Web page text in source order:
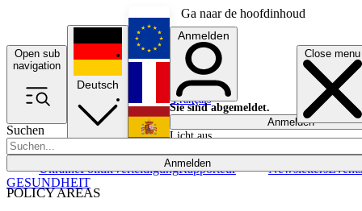
Ga naar de hoofdinhoud
Open sub
navigation
Close menu
Suchen
Anmelden
POLICY AREAS
UkrainePolitikVerteidigungRapporteur NewslettersEvents
Deutsch
English
Français
Anmelden
Sie sind abgemeldet.
Anmelden
Licht aus
GESUNDHEIT